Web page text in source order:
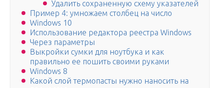
Удалить сохраненную схему указателей
Пример 4: умножаем столбец на число
Windows 10
Использование редактора реестра Windows
Через параметры
Выкройки сумки для ноутбука и как
правильно ее пошить своими руками
Windows 8
Какой слой термопасты нужно наносить на